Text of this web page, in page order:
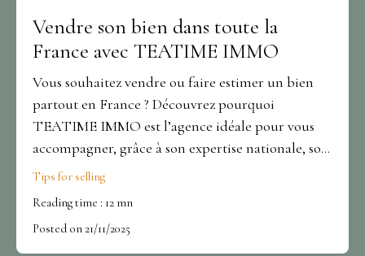
Vendre son bien dans toute la
France avec TEATIME IMMO
Vous souhaitez vendre ou faire estimer un bien
partout en France ? Découvrez pourquoi
TEATIME IMMO est l’agence idéale pour vous
accompagner, grâce à son expertise nationale, son
accompagnement personnalisé et sa parfaite
Tips for selling
Reading time : 12 mn
Posted on 21/11/2025